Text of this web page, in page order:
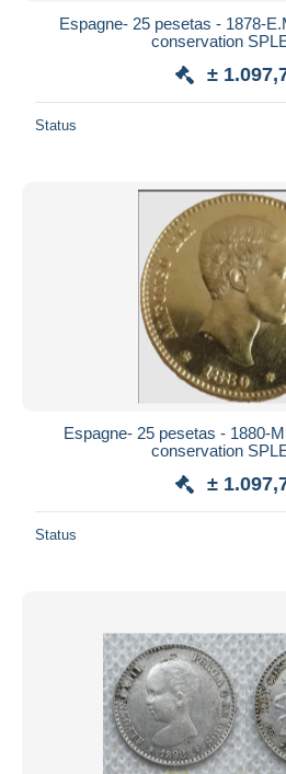
Espagne- 25 pesetas - 1878-
conservation
±
Status
Espagne- 25 pesetas - 1880-
conservation
±
Status